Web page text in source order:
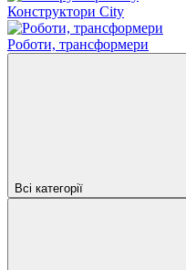
Конструктори City
Роботи, трансформери
Всі категорії